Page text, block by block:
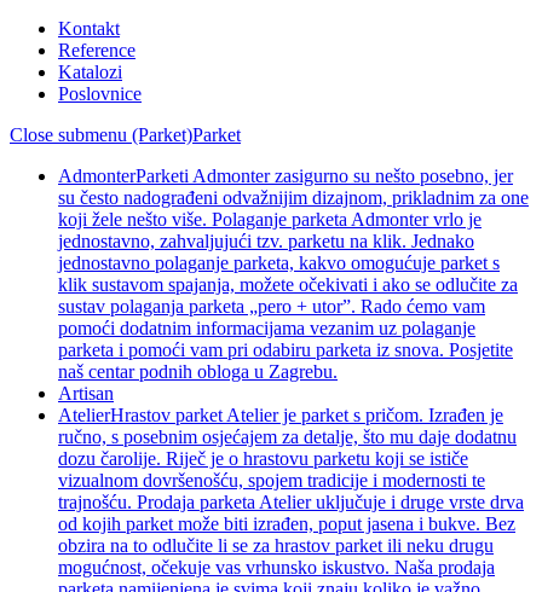
Kontakt
Reference
Katalozi
Poslovnice
Close submenu (Parket)Parket
AdmonterParketi Admonter zasigurno su nešto posebno, jer
su često nadograđeni odvažnijim dizajnom, prikladnim za one
koji žele nešto više. Polaganje parketa Admonter vrlo je
jednostavno, zahvaljujući tzv. parketu na klik. Jednako
jednostavno polaganje parketa, kakvo omogućuje parket s
klik sustavom spajanja, možete očekivati i ako se odlučite za
sustav polaganja parketa „pero + utor”. Rado ćemo vam
pomoći dodatnim informacijama vezanim uz polaganje
parketa i pomoći vam pri odabiru parketa iz snova. Posjetite
naš centar podnih obloga u Zagrebu.
Artisan
AtelierHrastov parket Atelier je parket s pričom. Izrađen je
ručno, s posebnim osjećajem za detalje, što mu daje dodatnu
dozu čarolije. Riječ je o hrastovu parketu koji se ističe
vizualnom dovršenošću, spojem tradicije i modernosti te
trajnošću. Prodaja parketa Atelier uključuje i druge vrste drva
od kojih parket može biti izrađen, poput jasena i bukve. Bez
obzira na to odlučite li se za hrastov parket ili neku drugu
mogućnost, očekuje vas vrhunsko iskustvo. Naša prodaja